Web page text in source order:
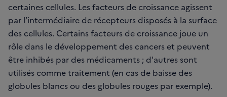
certaines cellules. Les facteurs de croissance agissent
par l’intermédiaire de récepteurs disposés à la surface
des cellules. Certains facteurs de croissance joue un
rôle dans le développement des cancers et peuvent
être inhibés par des médicaments ; d'autres sont
utilisés comme traitement (en cas de baisse des
globules blancs ou des globules rouges par exemple).